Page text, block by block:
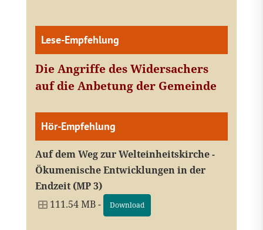
Lese-Empfehlung
Die Angriffe des Widersachers
auf die Anbetung der Gemeinde
Hör-Empfehlung
Auf dem Weg zur Welteinheitskirche -
Ökumenische Entwicklungen in der
Endzeit (MP 3)
111.54 MB -
Download